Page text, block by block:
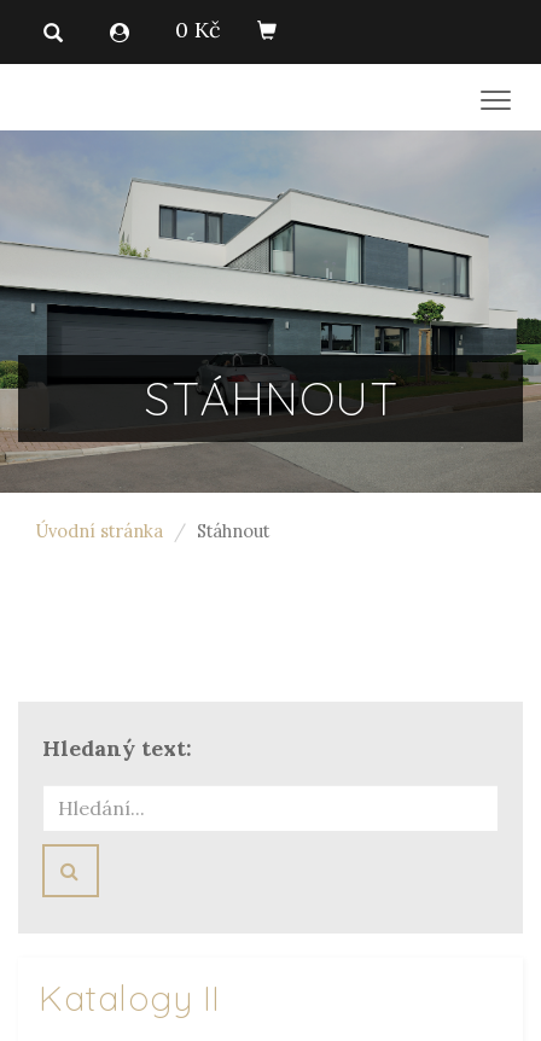
0 Kč
Úvodní stránka Stáhnout
STÁHNOUT
Hledaný text:
Katalogy II